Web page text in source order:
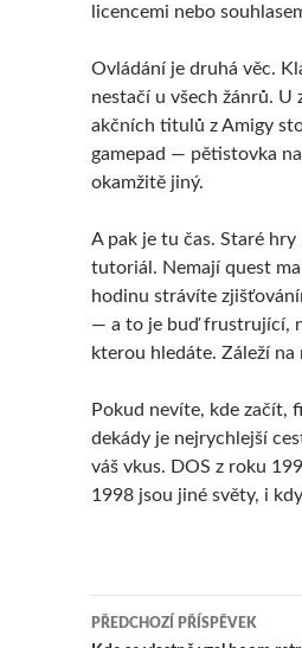
licencemi nebo
Ovládání je druhá věc.
nestačí u všech žánrů. U
akčních titulů z Amigy
gamepad — pětistovka
okamžitě jiný.
A pak je tu čas. Staré
tutoriál. Nemají quest
hodinu strávíte
— a to je buď frustrující,
kterou hledáte. Záleží
Pokud nevíte, kde začít,
dekády je nejrychlejší
váš vkus. DOS z roku
1998 jsou jiné světy, i
Navigace
PŘEDCHOZÍ PŘÍSPĚVEK